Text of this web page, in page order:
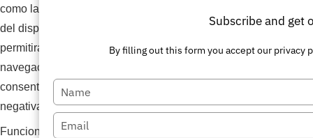
como las cookies para almacenar y/o acceder a la información
del dispositivo. El consentimiento de estas tecnologías nos
permitirá procesar datos como el comportamiento de
navegación o las identificaciones únicas en este sitio. No
consentir o retirar el consentimiento, puede afectar
negativamente a ciertas características y funciones.
Funcional Sempre ativo
Subscribe and get
By filling out this form you accept our privacy
Escriba
nombre
Escriba